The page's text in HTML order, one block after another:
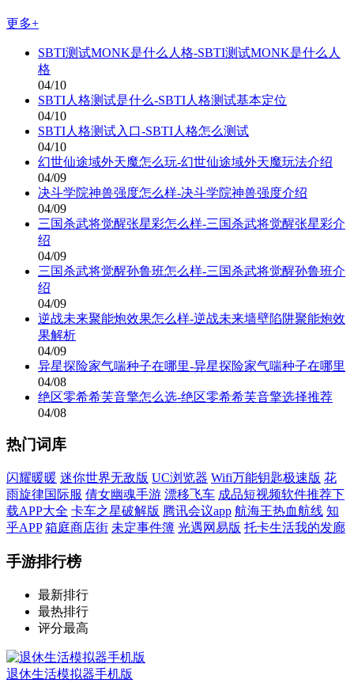
更多+
SBTI测试MONK是什么人格-SBTI测试MONK是什么人
格
04/10
SBTI人格测试是什么-SBTI人格测试基本定位
04/10
SBTI人格测试入口-SBTI人格怎么测试
04/10
幻世仙途域外天魔怎么玩-幻世仙途域外天魔玩法介绍
04/09
决斗学院神兽强度怎么样-决斗学院神兽强度介绍
04/09
三国杀武将觉醒张星彩怎么样-三国杀武将觉醒张星彩介
绍
04/09
三国杀武将觉醒孙鲁班怎么样-三国杀武将觉醒孙鲁班介
绍
04/09
逆战未来聚能炮效果怎么样-逆战未来墙壁陷阱聚能炮效
果解析
04/09
异星探险家气喘种子在哪里-异星探险家气喘种子在哪里
04/08
绝区零希希芙音擎怎么选-绝区零希希芙音擎选择推荐
04/08
热门词库
闪耀暖暖 迷你世界无敌版 UC浏览器 Wifi万能钥匙极速版 花
雨旋律国际服 倩女幽魂手游 漂移飞车 成品短视频软件推荐下
载APP大全 卡车之星破解版 腾讯会议app 航海王热血航线 知
乎APP 箱庭商店街 未定事件簿 光遇网易版 托卡生活我的发廊
手游排行榜
最新排行
最热排行
评分最高
退休生活模拟器手机版